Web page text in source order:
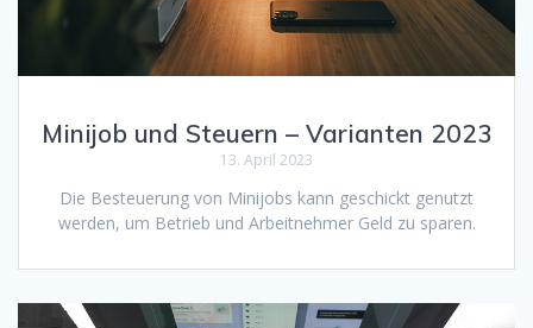
Minijob und Steuern – Varianten 2023
13. April 2023
Die Besteuerung von Minijobs kann geschickt genutzt
werden, um Betrieb und Arbeitnehmer Geld zu sparen.